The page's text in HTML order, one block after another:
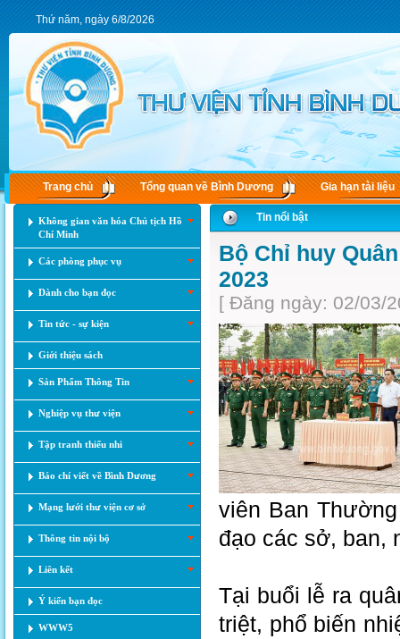
Thứ năm, ngày 6/8/2026
Trang chủ Tổng quan về Bình Dương Gia hạn tài liệu
Không gian văn hóa Chủ tịch Hồ
Chí Minh
Các phòng phục vụ
Dành cho bạn đọc
Tin tức - sự kiện
Giới thiệu sách
Sản Phẩm Thông Tin
Nghiệp vụ thư viện
Tập tranh thiếu nhi
Báo chí viết về Bình Dương
Mạng lưới thư viện cơ sở
Thông tin nội bộ
Liên kết
Ý kiến bạn đọc
WWW5
Tin nổi bật
Bộ Chỉ huy
2023
[ Đăng ngày: 02/03/
viên Ban
đạo các sở, ban,
Tại buổi lễ ra
triệt, phổ biến